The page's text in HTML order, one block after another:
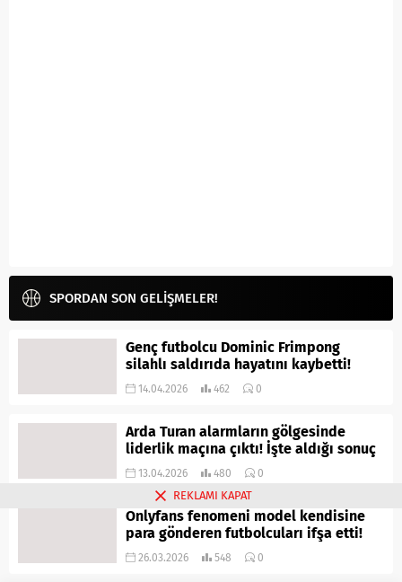
SPORDAN SON GELİŞMELER!
Genç futbolcu Dominic Frimpong
silahlı saldırıda hayatını kaybetti!
14.04.2026 462 0
Arda Turan alarmların gölgesinde
liderlik maçına çıktı! İşte aldığı sonuç
13.04.2026 480 0
Onlyfans fenomeni model kendisine
para gönderen futbolcuları ifşa etti!
26.03.2026 548 0
REKLAMI KAPAT